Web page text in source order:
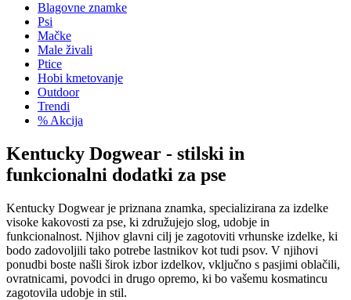
Blagovne znamke
Psi
Mačke
Male živali
Ptice
Hobi kmetovanje
Outdoor
Trendi
% Akcija
Kentucky Dogwear - stilski in
funkcionalni dodatki za pse
Kentucky Dogwear je priznana znamka, specializirana za izdelke
visoke kakovosti za pse, ki združujejo slog, udobje in
funkcionalnost. Njihov glavni cilj je zagotoviti vrhunske izdelke, ki
bodo zadovoljili tako potrebe lastnikov kot tudi psov. V njihovi
ponudbi boste našli širok izbor izdelkov, vključno s pasjimi oblačili,
ovratnicami, povodci in drugo opremo, ki bo vašemu kosmatincu
zagotovila udobje in stil.